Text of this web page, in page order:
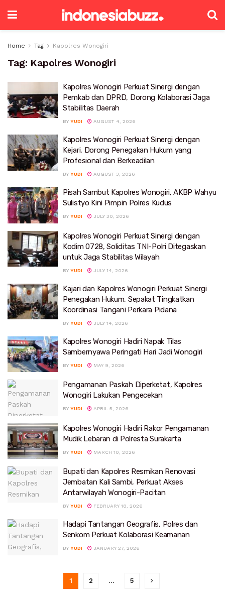
Home Tag Kapolres Wonogiri
Tag: Kapolres Wonogiri
Kapolres Wonogiri Perkuat Sinergi dengan
Pemkab dan DPRD, Dorong Kolaborasi Jaga
Stabilitas Daerah
BY YUDI AUGUST 4, 2026
Kapolres Wonogiri Perkuat Sinergi dengan
Kejari, Dorong Penegakan Hukum yang
Profesional dan Berkeadilan
BY YUDI AUGUST 3, 2026
Pisah Sambut Kapolres Wonogiri, AKBP Wahyu
Sulistyo Kini Pimpin Polres Kudus
BY YUDI JULY 30, 2026
Kapolres Wonogiri Perkuat Sinergi dengan
Kodim 0728, Soliditas TNI-Polri Ditegaskan
untuk Jaga Stabilitas Wilayah
BY YUDI JULY 14, 2026
Kajari dan Kapolres Wonogiri Perkuat Sinergi
Penegakan Hukum, Sepakat Tingkatkan
Koordinasi Tangani Perkara Pidana
BY YUDI JULY 14, 2026
Kapolres Wonogiri Hadiri Napak Tilas
Sambernyawa Peringati Hari Jadi Wonogiri
BY YUDI MAY 9, 2026
Pengamanan Paskah Diperketat, Kapolres
Wonogiri Lakukan Pengecekan
BY YUDI APRIL 5, 2026
Kapolres Wonogiri Hadiri Rakor Pengamanan
Mudik Lebaran di Polresta Surakarta
BY YUDI MARCH 10, 2026
Bupati dan Kapolres Resmikan Renovasi
Jembatan Kali Sambi, Perkuat Akses
Antarwilayah Wonogiri-Pacitan
BY YUDI FEBRUARY 18, 2026
Hadapi Tantangan Geografis, Polres dan
Senkom Perkuat Kolaborasi Keamanan
BY YUDI JANUARY 27, 2026
1 2 … 5